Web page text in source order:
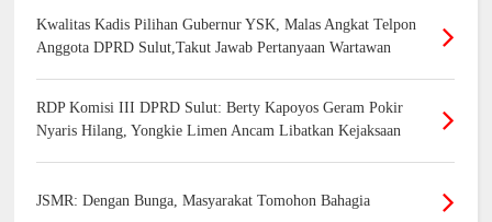
Kwalitas Kadis Pilihan Gubernur YSK, Malas Angkat Telpon
Anggota DPRD Sulut,Takut Jawab Pertanyaan Wartawan
RDP Komisi III DPRD Sulut: Berty Kapoyos Geram Pokir
Nyaris Hilang, Yongkie Limen Ancam Libatkan Kejaksaan
JSMR: Dengan Bunga, Masyarakat Tomohon Bahagia